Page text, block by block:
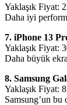
Yaklaşık Fiyat:
Daha iyi
7. iPhone 13
Yaklaşık Fiyat:
Daha büyük
8. Samsung
Yaklaşık Fiyat:
Samsung’un bu